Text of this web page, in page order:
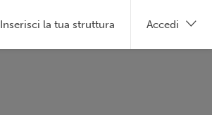
Inserisci la tua struttura Accedi